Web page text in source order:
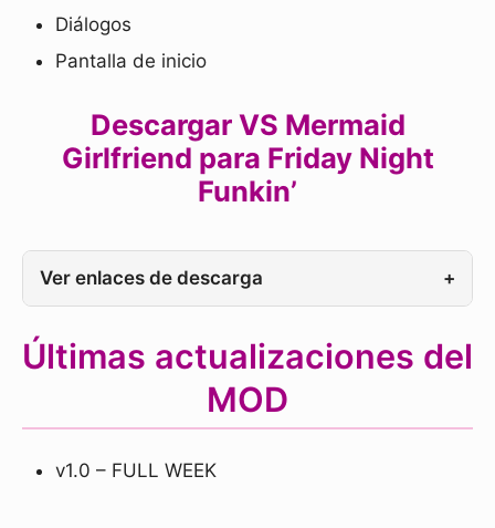
Diálogos
Pantalla de inicio
Descargar VS Mermaid
Girlfriend para Friday Night
Funkin’
Ver enlaces de descarga +
Últimas actualizaciones del
MOD
v1.0 – FULL WEEK